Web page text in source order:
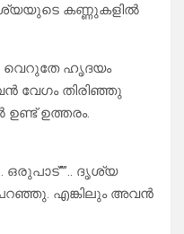
കണ്ണുകളിൽ
വെറുതേ ഹൃദയം
വേഗം തിരിഞ്ഞു
ഉണ്ട് ഉത്തരം.
ഒരുപാട്””.. ദൃശ്യ
എങ്കിലും അവൻ